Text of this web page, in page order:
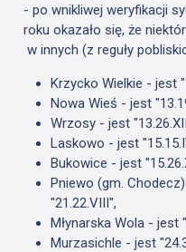
- po wnikliwej weryfikacji
roku okazało się, że
w innych (z reguły
Krzycko Wielkie - jest
Nowa Wieś - jest
Wrzosy - jest
Laskowo - jest
Bukowice - jest
Pniewo (gm.
"21.22.VIII",
Młynarska Wola - jest
Murzasichle - jest